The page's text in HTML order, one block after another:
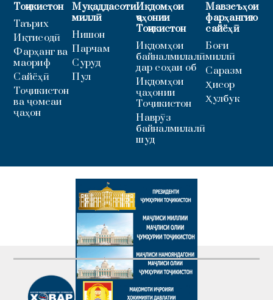
Тоҷикистон
Таърих
Иқтисодӣ
Фарҳанг ва
маориф
Сайёҳӣ
Тоҷикистон
ва ҷомеаи
ҷаҳон
Муқаддасоти
миллӣ
Нишон
Парчам
Суруд
Пул
Иқдомҳои
ҷаҳонии
Тоҷикистон
Иқдомҳои
байналмилалӣ
дар соҳаи об
Иқдомҳои
ҷаҳонии
Тоҷикистон
Наврӯз
байналмилалӣ
шуд
Мавзеъҳои
фарҳангию
сайёҳӣ
Боғи
миллӣ
Саразм
Ҳисор
Ҳулбук